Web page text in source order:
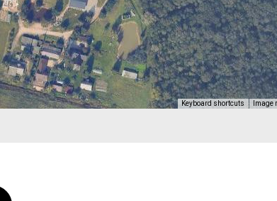
Keyboard shortcuts Image